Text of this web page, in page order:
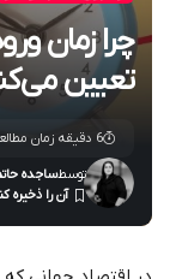
چرا زمان
تعیین
توسطساجده
6 دقیقه زمان مطالعه